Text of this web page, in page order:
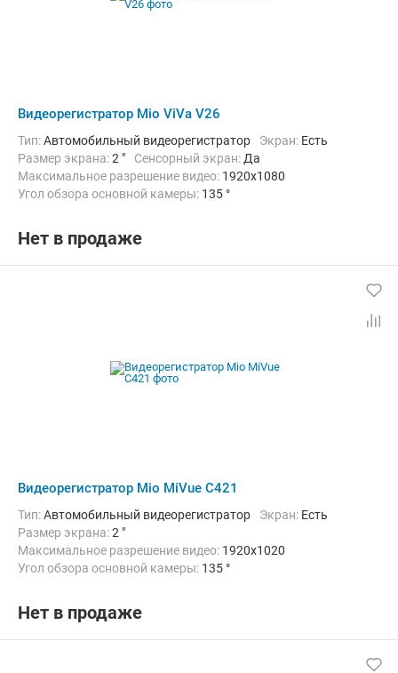
Видеорегистратор Mio ViVa V26
Тип:Автомобильный видеорегистратор Экран: Есть
Размер экрана:2 " Сенсорный экран: Да
Максимальное разрешение видео: 1920x1080
Угол обзора основной камеры: 135 °
Дополнительно:
Нет в продаже
Видеорегистратор Mio MiVue C421
Тип:Автомобильный видеорегистратор Экран: Есть
Размер экрана:2 "
Максимальное разрешение видео: 1920х1020
Угол обзора основной камеры: 135 °
Дополнительно:
Нет в продаже